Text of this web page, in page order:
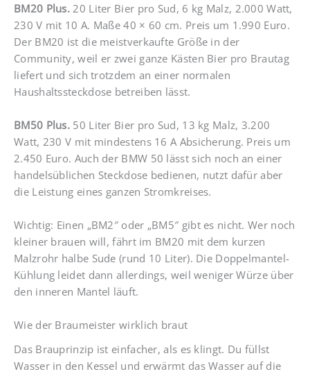
BM20 Plus. 20 Liter Bier pro Sud, 6 kg Malz, 2.000 Watt,
230 V mit 10 A. Maße 40 × 60 cm. Preis um 1.990 Euro.
Der BM20 ist die meistverkaufte Größe in der
Community, weil er zwei ganze Kästen Bier pro Brautag
liefert und sich trotzdem an einer normalen
Haushaltssteckdose betreiben lässt.
BM50 Plus. 50 Liter Bier pro Sud, 13 kg Malz, 3.200
Watt, 230 V mit mindestens 16 A Absicherung. Preis um
2.450 Euro. Auch der BMW 50 lässt sich noch an einer
handelsüblichen Steckdose bedienen, nutzt dafür aber
die Leistung eines ganzen Stromkreises.
Wichtig: Einen „BM2″ oder „BM5″ gibt es nicht. Wer noch
kleiner brauen will, fährt im BM20 mit dem kurzen
Malzrohr halbe Sude (rund 10 Liter). Die Doppelmantel-
Kühlung leidet dann allerdings, weil weniger Würze über
den inneren Mantel läuft.
Wie der Braumeister wirklich braut
Das Brauprinzip ist einfacher, als es klingt. Du füllst
Wasser in den Kessel und erwärmt das Wasser auf die